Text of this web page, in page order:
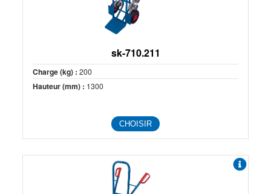
sk-710.211
Charge (kg) : 200
Hauteur (mm) : 1300
CHOISIR